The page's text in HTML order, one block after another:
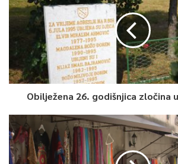
Obilježena 26. godišnjica zločina